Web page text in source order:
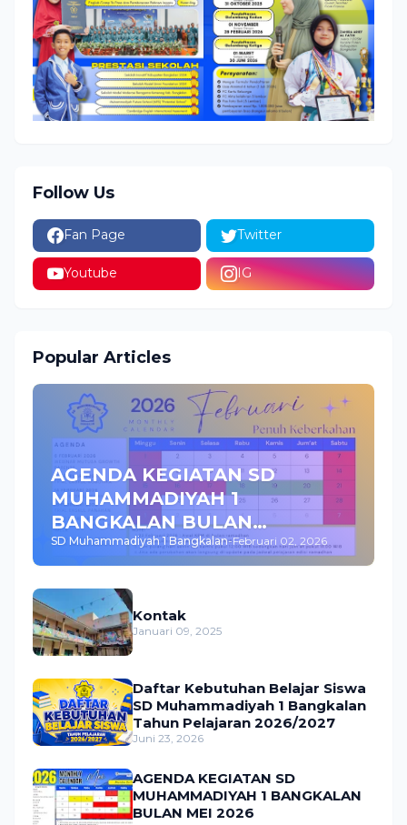
Follow Us
Fan Page Twitter
Youtube IG
Popular Articles
AGENDA KEGIATAN SD
MUHAMMADIYAH 1
BANGKALAN BULAN
FEBRUARI 2026
SD Muhammadiyah 1 Bangkalan-Februari 02, 2026
Kontak
Januari 09, 2025
Daftar Kebutuhan Belajar Siswa
SD Muhammadiyah 1 Bangkalan
Tahun Pelajaran 2026/2027
Juni 23, 2026
AGENDA KEGIATAN SD
MUHAMMADIYAH 1 BANGKALAN
BULAN MEI 2026